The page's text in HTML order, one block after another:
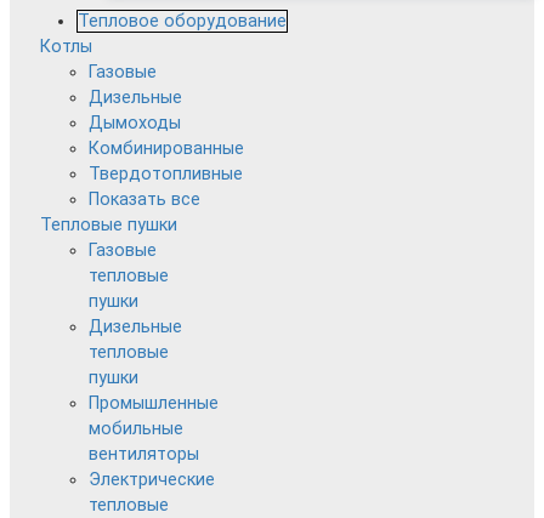
Тепловое оборудование
Котлы
Газовые
Дизельные
Дымоходы
Комбинированные
Твердотопливные
Показать все
Тепловые пушки
Газовые
тепловые
пушки
Дизельные
тепловые
пушки
Промышленные
мобильные
вентиляторы
Электрические
тепловые